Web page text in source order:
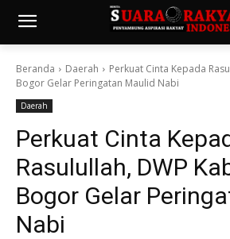
Beranda Daerah
Perkuat Cinta Kepada
Bogor Gelar Peringatan Maulid Nabi
Daerah
Perkuat Cinta
Rasulullah, DWP
Bogor Gelar
Nabi